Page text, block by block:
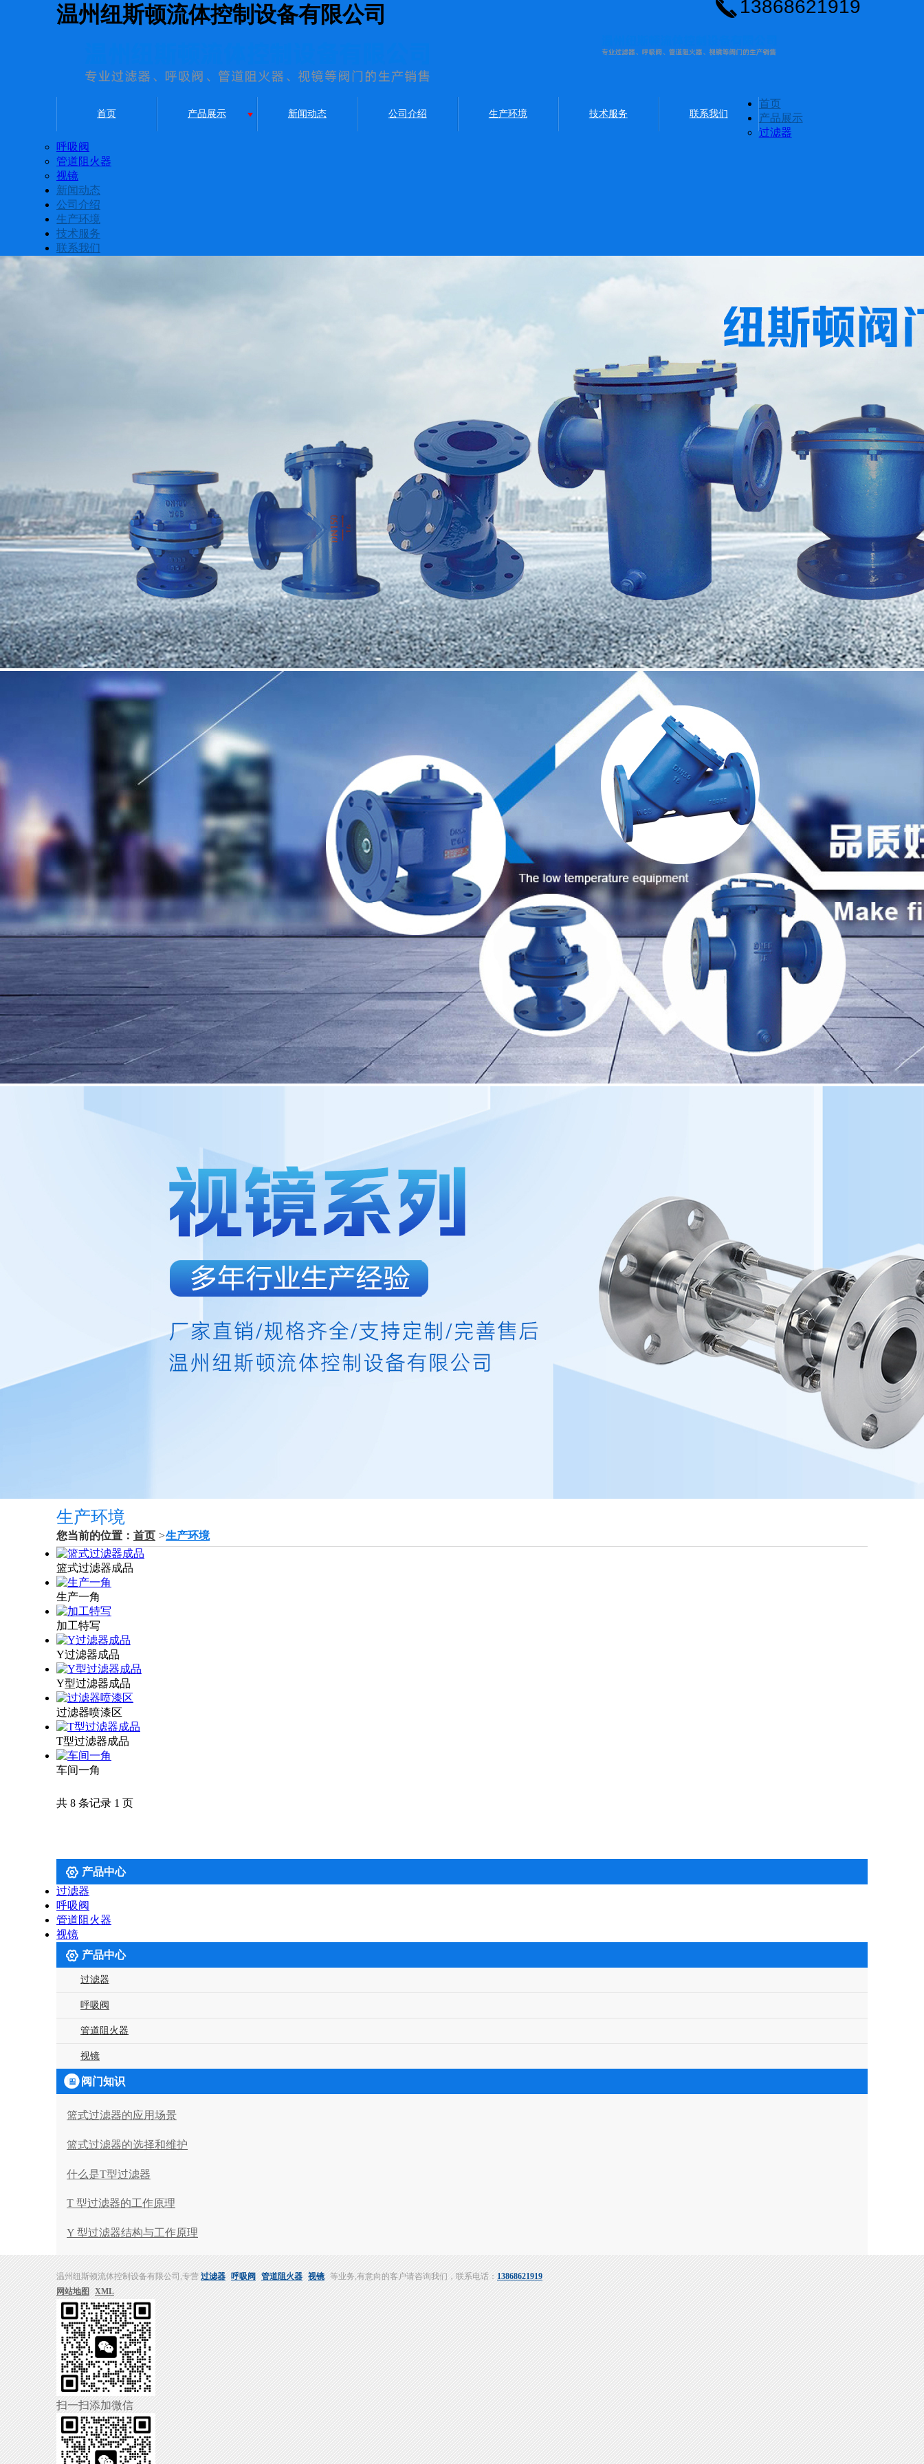
温州纽斯顿流体控制设备有限公司 13868621919
首页 产品展示 新闻动态 公司介绍 生产环境 技术服务 联系我们
首页
产品展示
过滤器
呼吸阀
管道阻火器
视镜
新闻动态
公司介绍
生产环境
技术服务
联系我们
生产环境
您当前的位置： 首页 >生产环境
篮式过滤器成品
生产一角
加工特写
Y过滤器成品
Y型过滤器成品
过滤器喷漆区
T型过滤器成品
车间一角
共 8 条记录 1 页
 产品中心
过滤器
呼吸阀
管道阻火器
视镜
 产品中心
过滤器
呼吸阀
管道阻火器
视镜
 阀门知识
篮式过滤器的应用场景
篮式过滤器的选择和维护
什么是T型过滤器
T 型过滤器的工作原理
Y 型过滤器结构与工作原理
温州纽斯顿流体控制设备有限公司,专营 过滤器 呼吸阀 管道阻火器 视镜 等业务,有意向的客户请咨询我们，联系电话： 13868621919
网站地图
XML
扫一扫添加微信